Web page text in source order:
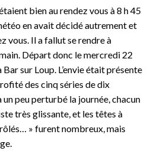
bien au rendez vous à 8 h 45
en avait décidé autrement et
vous. Il a fallut se rendre à
Départ donc le mercredi 22
sur Loup. L’envie était présente
des cinq séries de dix
peu perturbé la journée, chacun
très glissante, et les têtes à
» furent nombreux, mais